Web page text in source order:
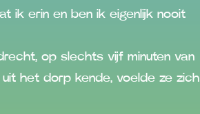
ik erin en ben ik eigenlijk nooit
op slechts vijf minuten van
het dorp kende, voelde ze zich